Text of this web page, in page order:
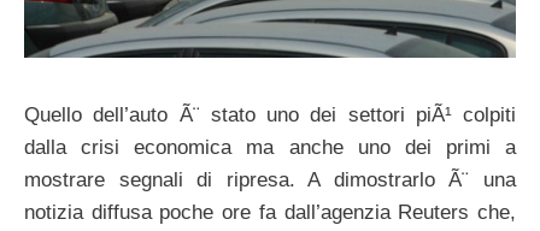
Quello dell’auto Ã¨ stato uno dei settori piÃ¹ colpiti
dalla crisi economica ma anche uno dei primi a
mostrare segnali di ripresa. A dimostrarlo Ã¨ una
notizia diffusa poche ore fa dall’agenzia Reuters che,